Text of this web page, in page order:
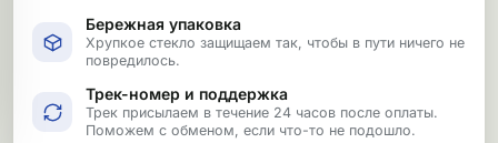
Бережная упаковка
Хрупкое стекло защищаем так, чтобы в пути ничего не
повредилось.
Трек-номер и поддержка
Трек присылаем в течение 24 часов после оплаты.
Поможем с обменом, если что-то не подошло.